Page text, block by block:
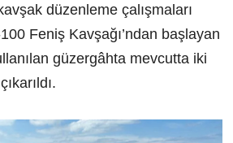
düzenleme çalışmaları
Feniş Kavşağı’ndan başlayan
güzergâhta mevcutta iki